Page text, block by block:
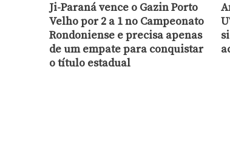
Ji-Paraná vence o Gazin Porto
Velho por 2 a 1 no Campeonato
Rondoniense e precisa apenas
de um empate para conquistar
o título estadual